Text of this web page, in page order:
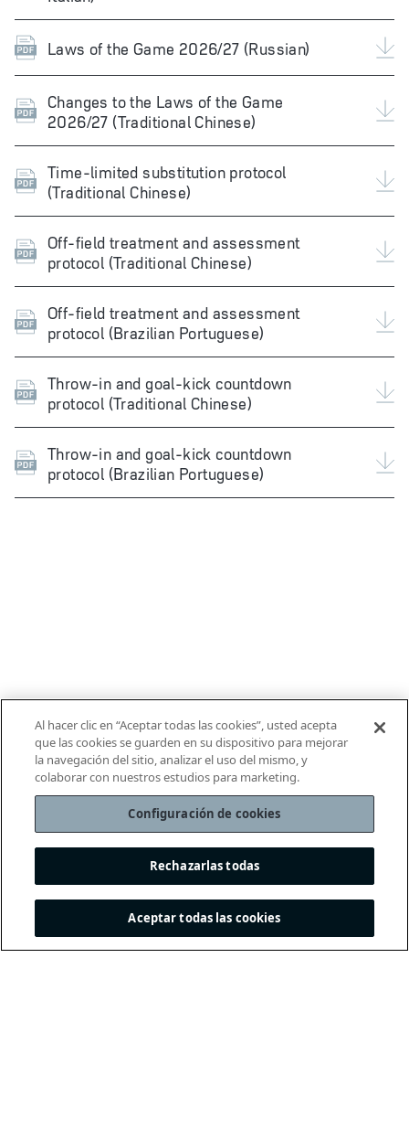
Laws of the Game 2026/27 (Russian)
Changes to the Laws of the Game
2026/27 (Traditional Chinese)
Time-limited substitution protocol
(Traditional Chinese)
Off-field treatment and assessment
protocol (Traditional Chinese)
Off-field treatment and assessment
protocol (Brazilian Portuguese)
Throw-in and goal-kick countdown
protocol (Traditional Chinese)
Throw-in and goal-kick countdown
protocol (Brazilian Portuguese)
Al hacer clic en “Aceptar todas las cookies”, usted acepta
que las cookies se guarden en su dispositivo para mejorar
la navegación del sitio, analizar el uso del mismo, y
colaborar con nuestros estudios para marketing.
Configuración de cookies
Rechazarlas todas
Aceptar todas las cookies